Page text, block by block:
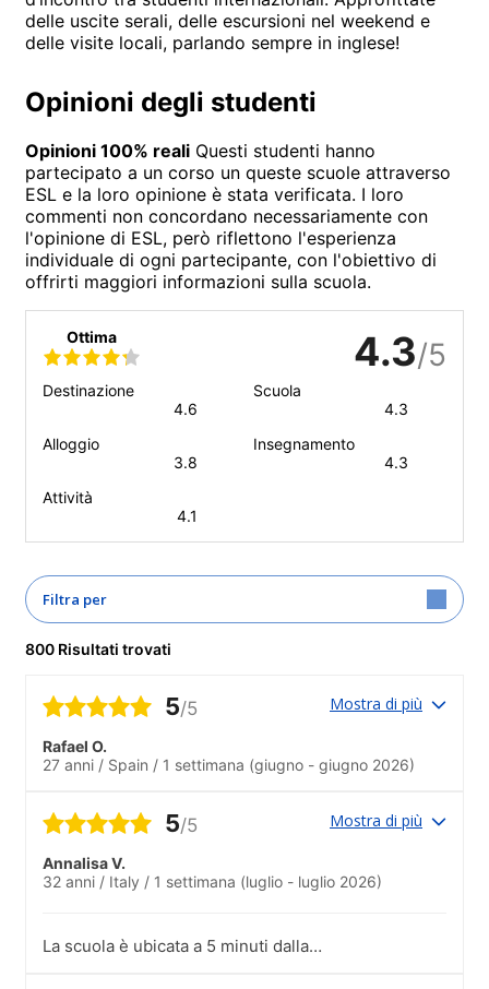
delle uscite serali, delle escursioni nel weekend e
delle visite locali, parlando sempre in inglese!
Opinioni degli studenti
Opinioni 100% reali Questi studenti hanno
partecipato a un corso un queste scuole attraverso
ESL e la loro opinione è stata verificata. I loro
commenti non concordano necessariamente con
l'opinione di ESL, però riflettono l'esperienza
individuale di ogni partecipante, con l'obiettivo di
offrirti maggiori informazioni sulla scuola.
Ottima 4.3/5
Destinazione
4.6
Scuola
4.3
Alloggio
3.8
Insegnamento
4.3
Attività
4.1
Filtra per
800 Risultati trovati
5/5 Mostra di più
Rafael O.
27 anni / Spain / 1 settimana (giugno - giugno 2026)
5/5 Mostra di più
Annalisa V.
32 anni / Italy / 1 settimana (luglio - luglio 2026)
La scuola è ubicata a 5 minuti dalla